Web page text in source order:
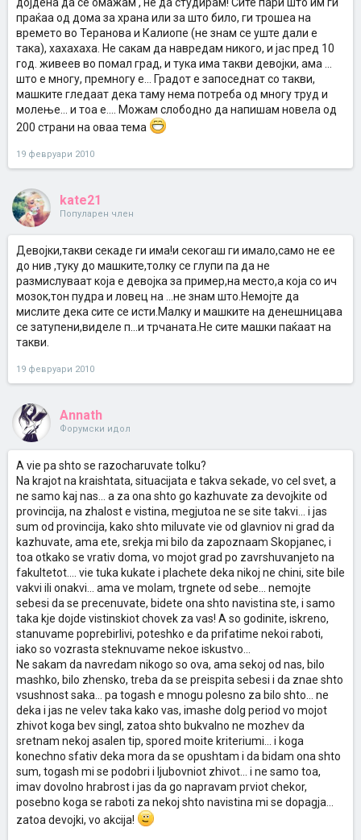
праќаа од дома за храна или за што било, ги трошеа на
времето во Теранова и Калиопе (не знам се уште дали е
така), хахахаха. Не сакам да навредам никого, и јас пред 10
год. живеев во помал град, и тука има такви девојки, ама ...
што е многу, премногу е... Градот е запоседнат со такви,
машките гледаат дека таму нема потреба од многу труд и
молење... и тоа е.... Можам слободно да напишам новела од
200 страни на оваа тема
19 февруари 2010
kate21
Популарен член
Девојки,такви секаде ги има!и секогаш ги имало,само не ее
до нив ,туку до машките,толку се глупи па да не
размислуваат која е девојка за пример,на место,а која со ич
мозок,тон пудра и ловец на ...не знам што.Немојте да
мислите дека сите се исти.Малку и машките на денешницава
се затупени,виделе п...и трчаната.Не сите машки паќаат на
такви.
19 февруари 2010
Annath
Форумски идол
A vie pa shto se razocharuvate tolku?
Na krajot na kraishtata, situacijata e takva sekade, vo cel svet, a
ne samo kaj nas... a za ona shto go kazhuvate za devojkite od
provincija, na zhalost e vistina, megjutoa ne se site takvi... i jas
sum od provincija, kako shto miluvate vie od glavniov ni grad da
kazhuvate, ama ete, srekja mi bilo da zapoznaam Skopjanec, i
toa otkako se vrativ doma, vo mojot grad po zavrshuvanjeto na
fakultetot.... vie tuka kukate i plachete deka nikoj ne chini, site bile
vakvi ili onakvi... ama ve molam, trgnete od sebe... nemojte
sebesi da se precenuvate, bidete ona shto navistina ste, i samo
taka kje dojde vistinskiot chovek za vas! A so godinite, iskreno,
stanuvame poprebirlivi, poteshko e da prifatime nekoi raboti,
iako so vozrasta steknuvame nekoe iskustvo...
Ne sakam da navredam nikogo so ova, ama sekoj od nas, bilo
mashko, bilo zhensko, treba da se preispita sebesi i da znae shto
vsushnost saka... pa togash e mnogu polesno za bilo shto... ne
deka i jas ne velev taka kako vas, imashe dolg period vo mojot
zhivot koga bev singl, zatoa shto bukvalno ne mozhev da
sretnam nekoj asalen tip, spored moite kriteriumi... i koga
konechno sfativ deka mora da se opushtam i da bidam ona shto
sum, togash mi se podobri i ljubovniot zhivot... i ne samo toa,
imav dovolno hrabrost i jas da go napravam prviot chekor,
posebno koga se raboti za nekoj shto navistina mi se dopagja...
zatoa devojki, vo akcija!